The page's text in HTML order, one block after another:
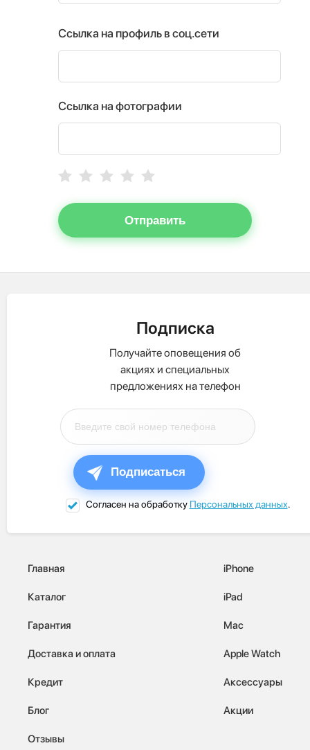
Ссылка на профиль в соц.сети
Ссылка на фотографии
Отправить
Подписка
Получайте оповещения об
акциях и специальных
предложениях на телефон
Подписаться
Согласен на обработку Персональных данных.
Главная
Каталог
Гарантия
Доставка и оплата
Кредит
Блог
Отзывы
iPhone
iPad
Mac
Apple Watch
Аксессуары
Акции